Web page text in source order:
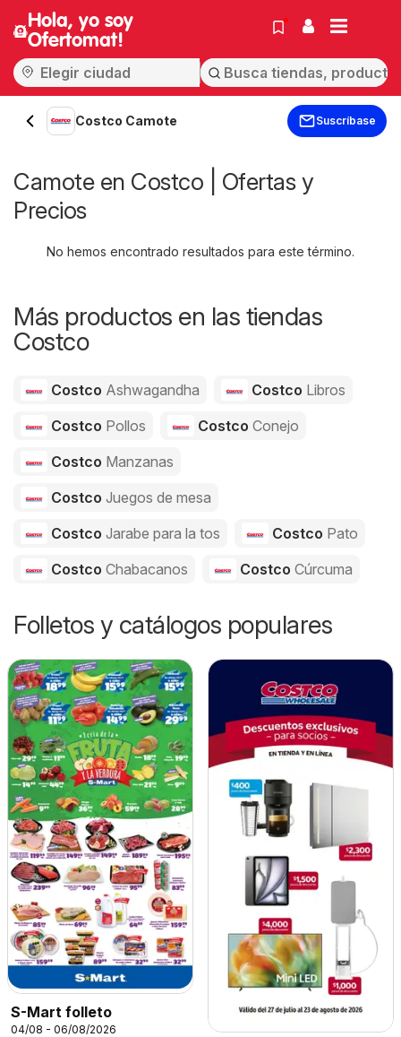
Hola, yo soy
Ofertomat!
Costco Camote Suscríbase
Camote en Costco | Ofertas y
Precios
No hemos encontrado resultados para este término.
Más productos en las tiendas
Costco
Costco Ashwagandha Costco Libros
Costco Pollos Costco Conejo
Costco Manzanas
Costco Juegos de mesa
Costco Jarabe para la tos Costco Pato
Costco Chabacanos Costco Cúrcuma
Folletos y catálogos populares
S-Mart folleto
04/08 - 06/08/2026